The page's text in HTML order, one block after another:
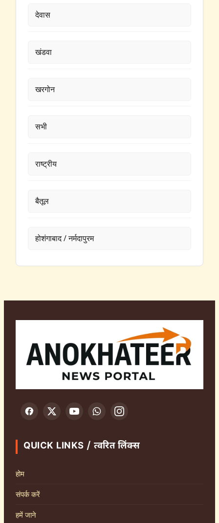
देवास
खंडवा
खरगोन
सभी
राष्ट्रीय
बैतूल
होशंगाबाद / नर्मदापुरम
QUICK LINKS / त्वरित लिंक्स
होम
संपर्क करें
हमें जाने